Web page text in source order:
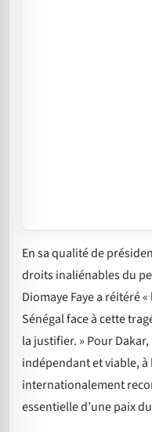
En sa qualité de
droits inaliénables du
Diomaye Faye a réitéré
Sénégal face à cette
la justifier. » Pour
indépendant et viable,
internationalement
essentielle d’une paix